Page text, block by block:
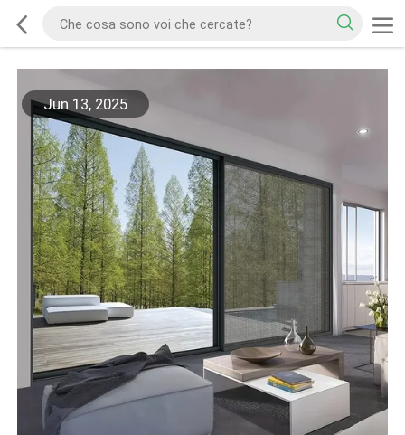
Jun 13, 2025